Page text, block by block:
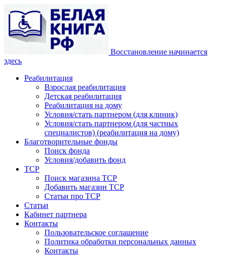
Восстановление начинается
здесь
Реабилитация
Взрослая реабилитация
Детская реабилитация
Реабилитация на дому
Условия/стать партнером (для клиник)
Условия/стать партнером (для частных
специалистов) (реабилитация на дому)
Благотворительные фонды
Поиск фонда
Условия/добавить фонд
ТСР
Поиск магазина ТСР
Добавить магазин ТСР
Статьи про ТСР
Статьи
Кабинет партнера
Контакты
Пользовательское соглашение
Политика обработки персональных данных
Контакты